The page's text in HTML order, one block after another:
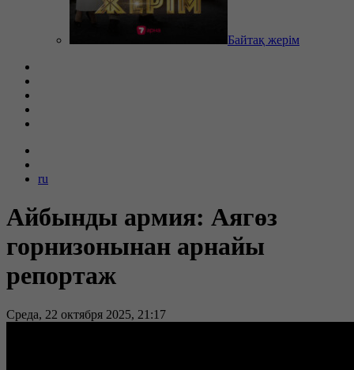
Байтақ жерім
ru
Айбынды армия: Аягөз
горнизонынан арнайы
репортаж
Среда, 22 октября 2025, 21:17